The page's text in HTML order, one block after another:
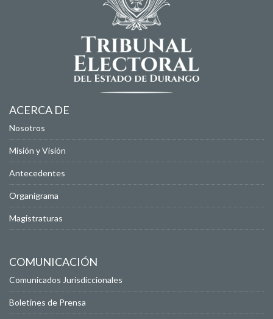
ACERCA DE
Nosotros
Misión y Visión
Antecedentes
Organigrama
Magistraturas
COMUNICACIÓN
Comunicados Jurisdiccionales
Boletines de Prensa